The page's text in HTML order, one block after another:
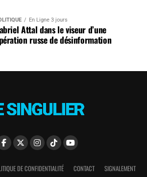
En Ligne 3 jours
Attal dans le viseur d’une
russe de désinformation
DE CONFIDENTIALITÉ CONTACT SIGNALEMENT